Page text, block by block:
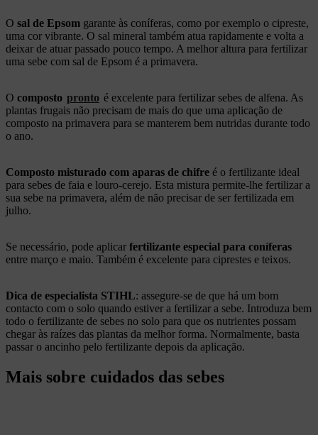
O sal de Epsom garante às coníferas, como por exemplo o cipreste,
uma cor vibrante. O sal mineral também atua rapidamente e volta a
deixar de atuar passado pouco tempo. A melhor altura para fertilizar
uma sebe com sal de Epsom é a primavera.
O composto pronto é excelente para fertilizar sebes de alfena. As
plantas frugais não precisam de mais do que uma aplicação de
composto na primavera para se manterem bem nutridas durante todo
o ano.
Composto misturado com aparas de chifre é o fertilizante ideal
para sebes de faia e louro-cerejo. Esta mistura permite-lhe fertilizar a
sua sebe na primavera, além de não precisar de ser fertilizada em
julho.
Se necessário, pode aplicar fertilizante especial para coníferas
entre março e maio. Também é excelente para ciprestes e teixos.
Dica de especialista STIHL: assegure-se de que há um bom
contacto com o solo quando estiver a fertilizar a sebe. Introduza bem
todo o fertilizante de sebes no solo para que os nutrientes possam
chegar às raízes das plantas da melhor forma. Normalmente, basta
passar o ancinho pelo fertilizante depois da aplicação.
Mais sobre cuidados das sebes